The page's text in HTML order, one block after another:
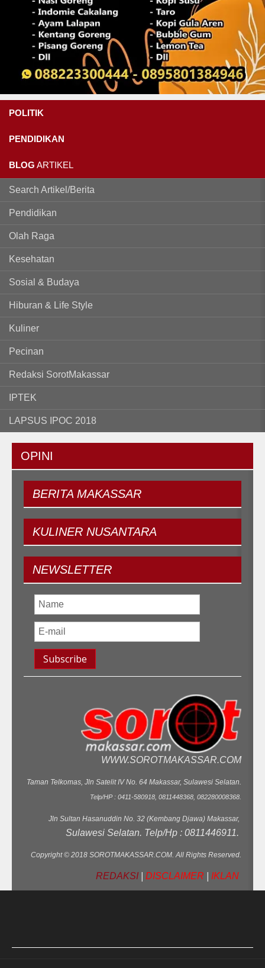
POLITIK
PENDIDIKAN
BLOG ARTIKEL
Search Artikel/Berita
Pendidikan
Olah Raga
Kesehatan
Sosial & Budaya
Hiburan & Life Style
Kuliner
Pecinan
Redaksi SorotMakassar
IPTEK
LAPSUS IPOC 2018
OPINI
BERITA MAKASSAR
KULINER NUSANTARA
NEWSLETTER
WWW.SOROTMAKASSAR.COM
Taman Telkomas, Jln Satelit IV No. 64 Makassar, Sulawesi Selatan.
Telp/HP : 0411-580918, 0811448368, 082280008368.
Jln Sultan Hasanuddin No. 32 (Kembang Djawa) Makassar,
Sulawesi Selatan. Telp/Hp : 0811446911.
Copyright © 2018 SOROTMAKASSAR.COM. All Rights Reserved.
REDAKSI DISCLAIMER IKLAN